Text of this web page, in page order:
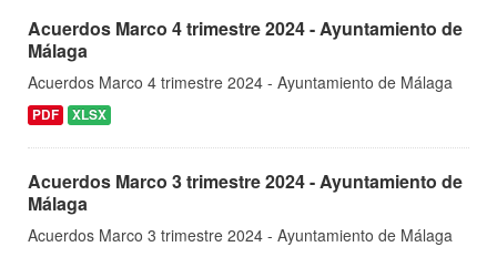
Acuerdos Marco 4 trimestre 2024 - Ayuntamiento de
Málaga
Acuerdos Marco 4 trimestre 2024 - Ayuntamiento de Málaga
PDF XLSX
Acuerdos Marco 3 trimestre 2024 - Ayuntamiento de
Málaga
Acuerdos Marco 3 trimestre 2024 - Ayuntamiento de Málaga